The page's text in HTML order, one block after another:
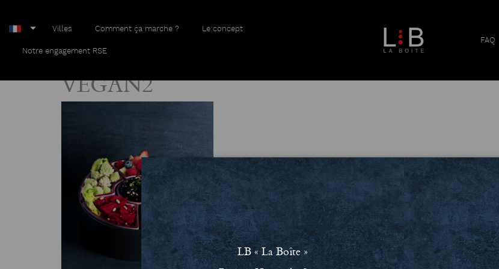
Villes Comment ça marche ? Le concept
Notre engagement RSE
FAQ
VEGAN2
VEGAN2
LB « La Boîte »